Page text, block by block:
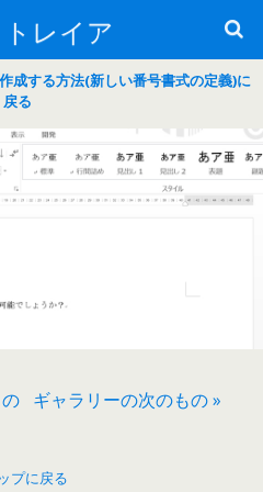
レイア
成する方法(新しい番号書式の定義)に
戻る
ギャラリーの次のもの »
プに戻る